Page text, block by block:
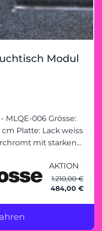
Modul
weiss
AKTION
1.210,00 €
484,00 €